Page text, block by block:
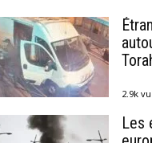
2.9k
Les